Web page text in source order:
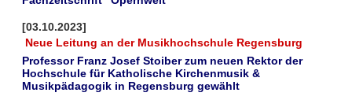
[03.10.2023]
Neue Leitung an der Musikhochschule Regensburg
Professor Franz Josef Stoiber zum neuen Rektor der
Hochschule für Katholische Kirchenmusik &
Musikpädagogik in Regensburg gewählt